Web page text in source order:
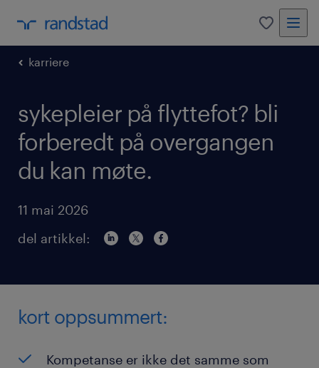
0
karriere
sykepleier på flyttefot? bli
forberedt på overgangen
du kan møte.
11 mai 2026
del artikkel:
kort oppsummert:
Kompetanse er ikke det samme som